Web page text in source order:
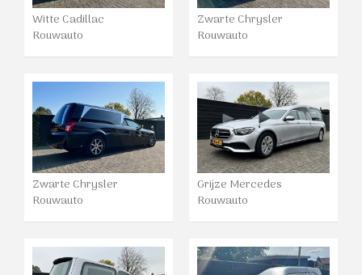
Witte Cadillac
Rouwauto
Zwarte Chrysler
Rouwauto
Zwarte Chrysler
Rouwauto
Grijze Mercedes
Rouwauto